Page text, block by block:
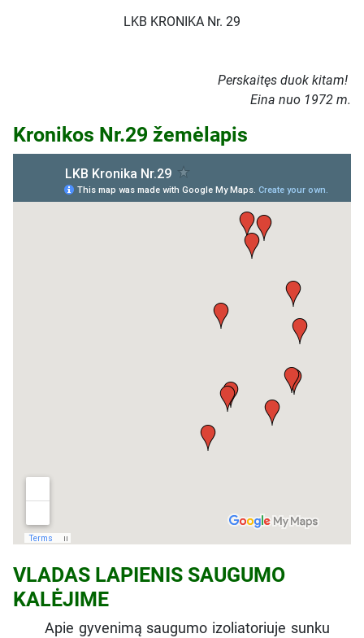
LKB KRONIKA Nr. 29
Perskaitęs duok kitam!
Eina nuo 1972 m.
Kronikos Nr.29 žemėlapis
VLADAS LAPIENIS SAUGUMO
KALĖJIME
Apie gyvenimą saugumo izoliatoriuje sunku